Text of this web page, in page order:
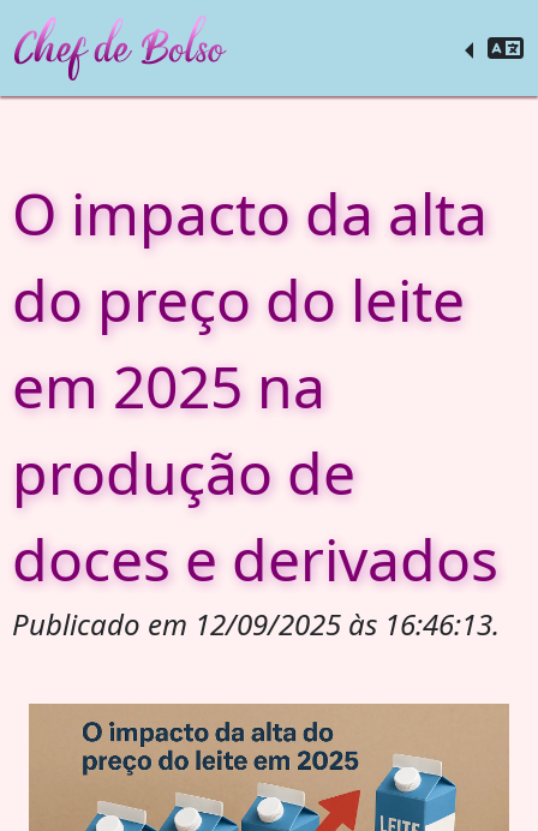
O impacto da alta
do preço do leite
em 2025 na
produção de
doces e derivados
Publicado em 12/09/2025 às 16:46:13.